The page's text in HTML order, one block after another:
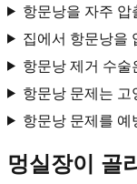
항문낭을 자주 압
집에서 항문낭을
항문낭 제거 수술
항문낭 문제는
항문낭 문제를 예
멍실장이 골